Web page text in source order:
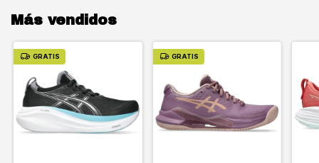
Más vendidos
GRATIS GRATIS